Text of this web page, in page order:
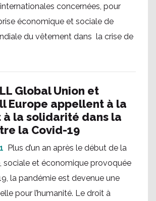
concernées, pour
économique et sociale de
du vêtement dans la crise de
Global Union et
Europe appellent à la
à la solidarité dans la
la Covid-19
Plus d’un an après le début de la
sociale et économique provoquée
la pandémie est devenue une
pour l’humanité. Le droit à